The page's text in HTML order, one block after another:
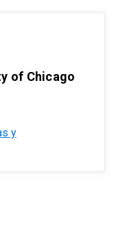
of Chicago
y